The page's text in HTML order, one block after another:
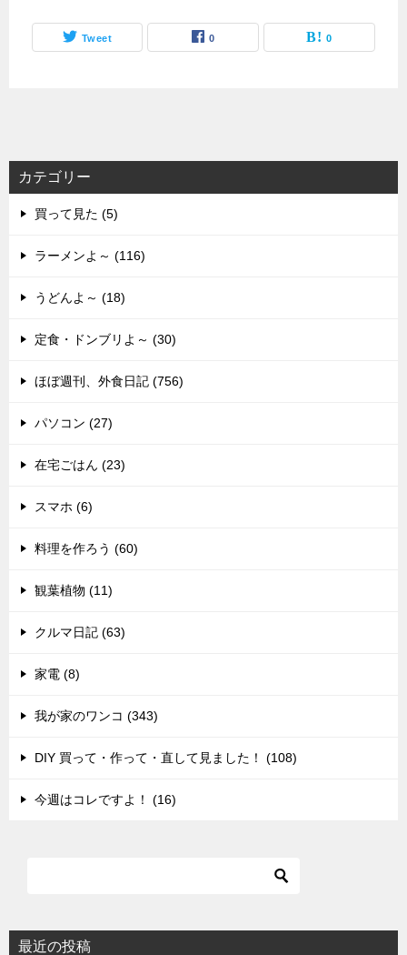
Tweet 0 0
カテゴリー
買って見た (5)
ラーメンよ～ (116)
うどんよ～ (18)
定食・ドンブリよ～ (30)
ほぼ週刊、外食日記 (756)
パソコン (27)
在宅ごはん (23)
スマホ (6)
料理を作ろう (60)
観葉植物 (11)
クルマ日記 (63)
家電 (8)
我が家のワンコ (343)
DIY 買って・作って・直して見ました！ (108)
今週はコレですよ！ (16)
最近の投稿